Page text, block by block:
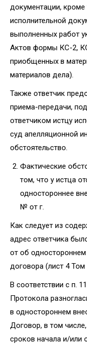
документации,
исполнительной
выполненных работ
Актов формы КС-2,
приобщенных в
материалов дела).
Также ответчик
приема-передачи,
ответчиком истцу
суд апелляционной
обстоятельство.
Фактические
том, что у истца
одностороннее
№ от г.
Как следует из
адрес ответчика
от об
договора (лист 4
В соответствии с п.
Протокола
в одностороннем
Договор, в том
сроков начала и/или